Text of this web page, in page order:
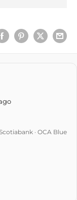
· OCA Blue